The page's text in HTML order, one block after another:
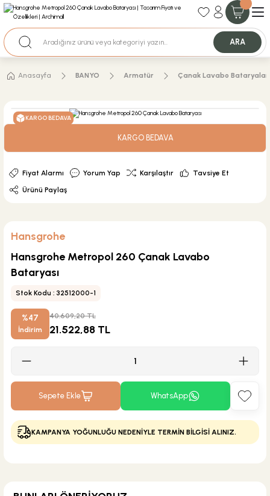
35+ Yıllık Tecrübe
Nakit Ödemeli Özel Fiyatlar için Bizden Teklif Alabilirsiniz.
ARA
Anasayfa BANYO Armatür Çanak Lavabo Bataryaları
KARGO BEDAVA
KARGO BEDAVA
Fiyat Alarmı Yorum Yap Karşılaştır
Tavsiye Et
Ürünü Paylaş
Hansgrohe
Hansgrohe Metropol 260 Çanak Lavabo
Bataryası
Stok Kodu : 32512000-1
%47
İndirim
40.609,20 TL
21.522,88 TL
Sepete Ekle WhatsApp
KAMPANYA YOĞUNLUĞU NEDENİYLE TERMİN BİLGİSİ ALINIZ.